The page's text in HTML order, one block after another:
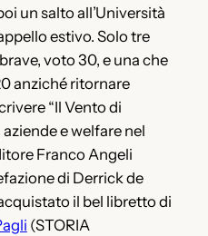
un salto all’Università
estivo. Solo tre
voto 30, e una che
anziché ritornare
“Il Vento di
e welfare nel
Franco Angeli
di Derrick de
il bel libretto di
(STORIA